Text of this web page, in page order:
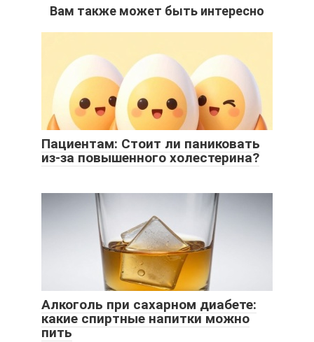
Вам также может быть интересно
Пациентам: Стоит ли паниковать
из-за повышенного холестерина?
Алкоголь при сахарном диабете:
какие спиртные напитки можно
пить